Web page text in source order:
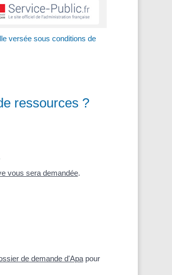
versée sous conditions de
ressources ?
vous sera demandée.
de demande d'Apapour